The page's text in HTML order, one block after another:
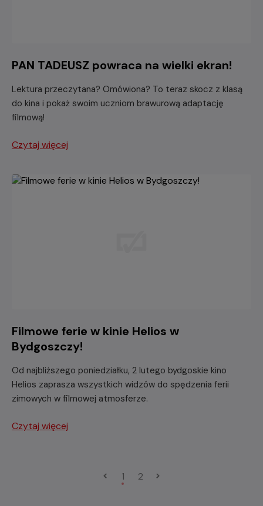
PAN TADEUSZ powraca na wielki ekran!
Lektura przeczytana? Omówiona? To teraz skocz z klasą
do kina i pokaż swoim uczniom brawurową adaptację
filmową!
Czytaj więcej
Filmowe ferie w kinie Helios w
Bydgoszczy!
Od najbliższego poniedziałku, 2 lutego bydgoskie kino
Helios zaprasza wszystkich widzów do spędzenia ferii
zimowych w filmowej atmosferze.
Czytaj więcej
1 2